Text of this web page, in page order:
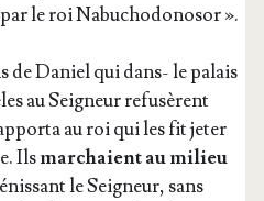
le roi Nabuchodonosor ».
de Daniel qui dans- le palais
au Sei­gneur refu­sèrent
au roi qui les fit jeter
Ilsmar­chaient au milieu
le Sei­gneur, sans